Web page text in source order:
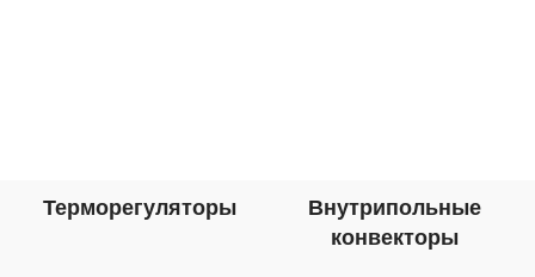
Терморегуляторы
Внутрипольные
конвекторы